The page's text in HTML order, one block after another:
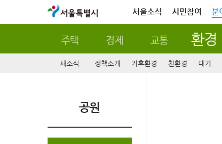
서울특별시 서울소식 시민참여 분
주택 경제 교통 환경
새소식 정책소개 기후환경 친환경 대기
공원